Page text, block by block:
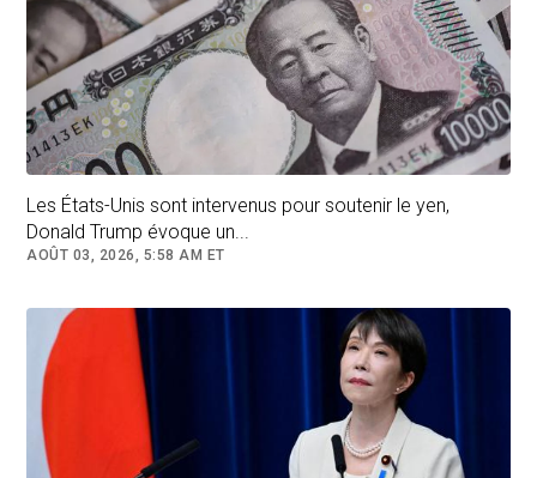
spécialisé dans la vérification de faits.
Favorisés par ce courant de fond, Kamiya et
une poignée d’influenceurs et de youtubeurs
ultraconservateurs fondent alors le parti
politique Sanseitō, qu’ils traduisent eux-mêmes
en anglais par
Faites-le vous même).
Les États-Unis sont intervenus pour soutenir le yen,
Donald Trump évoque un...
AOÛT 03, 2026, 5:58 AM ET